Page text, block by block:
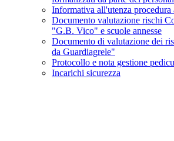
Informativa all'utenza procedura
Documento valutazione rischi
"G.B. Vico" e scuole annesse
Documento di valutazione dei
da Guardiagrele"
Protocollo e nota gestione
Incarichi sicurezza